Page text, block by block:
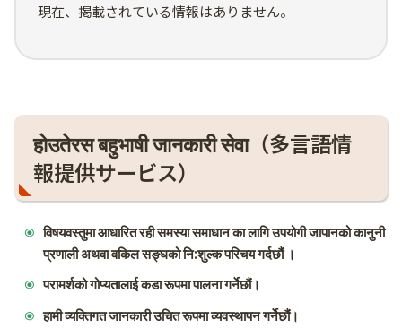
現在、掲載されている情報はありません。
होउतेरस बहुभाषी जानकारी सेवा（多言語情
報提供サービス）
विषयवस्तुमा आधारित रही समस्या समाधान का लागि उपयोगी जापानको कानुनी
प्रणाली अथवा वकिल सङ्घको नि:शुल्क परिचय गर्दछौं ।
परामर्शको गोप्यतालाई कडा रूपमा पालना गर्नेछौं।
हामी व्यक्तिगत जानकारी उचित रूपमा व्यवस्थापन गर्नेछौं।